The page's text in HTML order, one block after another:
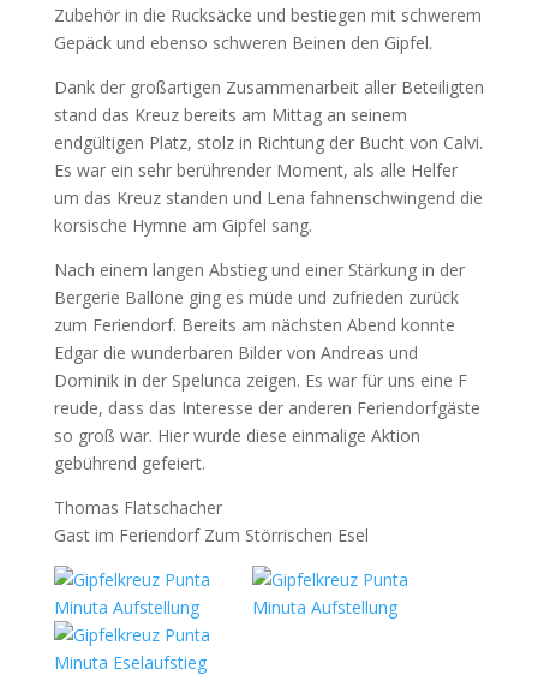
Zubehör in die Rucksäcke und bestiegen mit schwerem
Gepäck und ebenso schweren Beinen den Gipfel.
Dank der großartigen Zusammenarbeit aller Beteiligten
stand das Kreuz bereits am Mittag an seinem
endgültigen Platz, stolz in Richtung der Bucht von Calvi.
Es war ein sehr berührender Moment, als alle Helfer
um das Kreuz standen und Lena fahnenschwingend die
korsische Hymne am Gipfel sang.
Nach einem langen Abstieg und einer Stärkung in der
Bergerie Ballone ging es müde und zufrieden zurück
zum Feriendorf. Bereits am nächsten Abend konnte
Edgar die wunderbaren Bilder von Andreas und
Dominik in der Spelunca zeigen. Es war für uns eine F
reude, dass das Interesse der anderen Feriendorfgäste
so groß war. Hier wurde diese einmalige Aktion
gebührend gefeiert.
Thomas Flatschacher
Gast im Feriendorf Zum Störrischen Esel